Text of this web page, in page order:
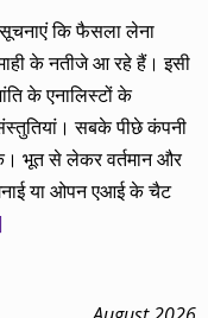
कि फैसला लेना
के नतीजे आ रहे हैं। इसी
के एनालिस्टों के
सबके पीछे कंपनी
भूत से लेकर वर्तमान और
या ओपन एआई के चैट